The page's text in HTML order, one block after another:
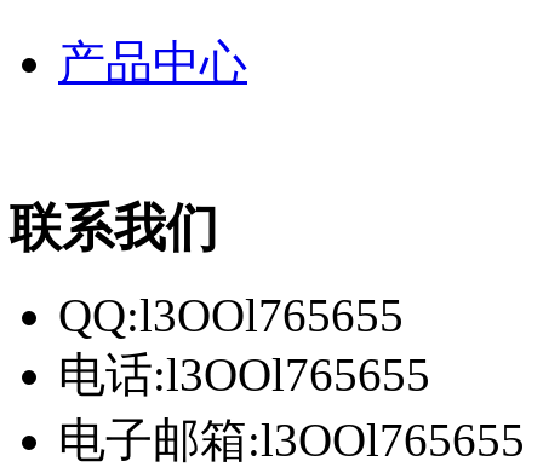
产品中心
联系我们
QQ:l3OOl765655
电话:l3OOl765655
电子邮箱:l3OOl765655